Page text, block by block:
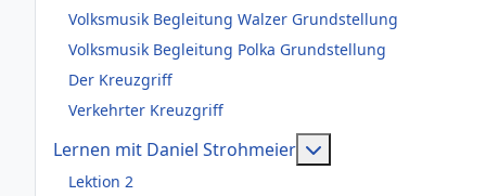
Volksmusik Begleitung Walzer Grundstellung
Volksmusik Begleitung Polka Grundstellung
Der Kreuzgriff
Verkehrter Kreuzgriff
Lernen mit Daniel Strohmeier
Lektion 2